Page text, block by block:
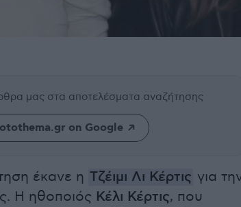
μας στα αποτελέσματα αναζήτησης
on Google
έκανε η Τζέιμι Λι Κέρτις για
Η ηθοποιός Κέλι Κέρτις, που